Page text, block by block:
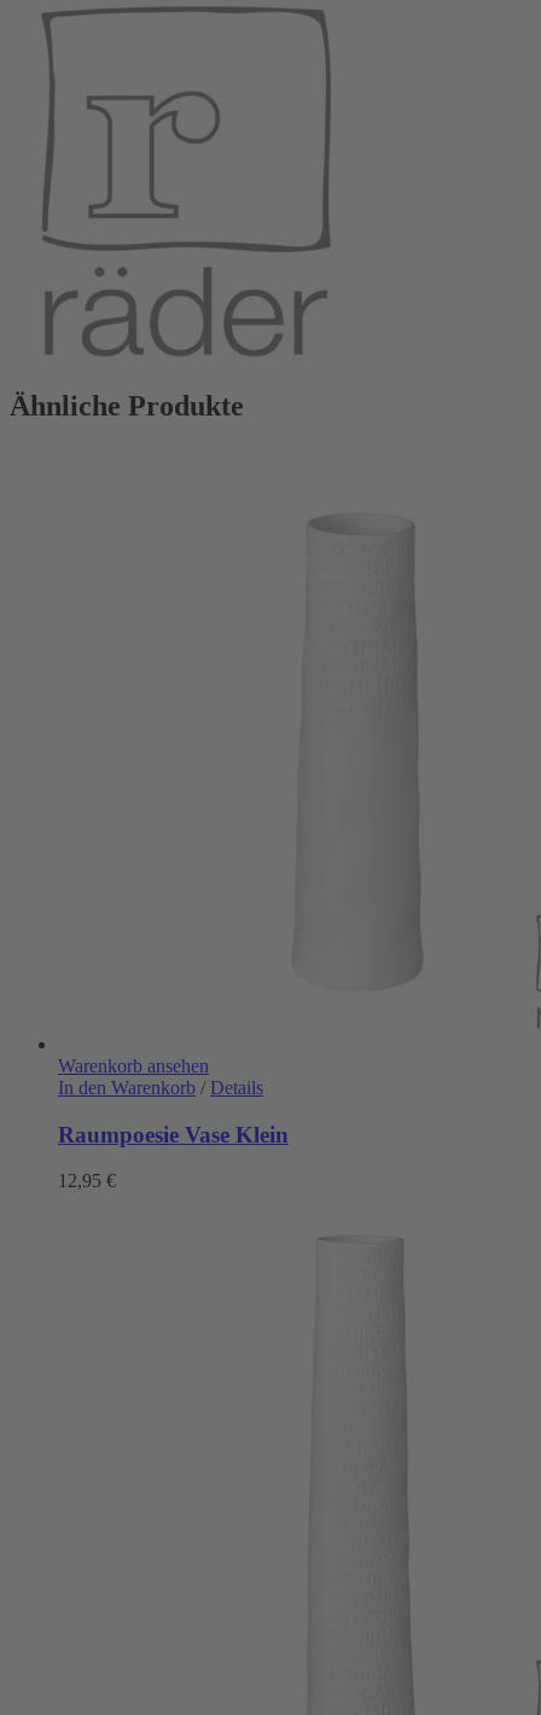
Ähnliche Produkte
Warenkorb ansehen
In den Warenkorb / Details
Raumpoesie Vase Klein
12,95 €